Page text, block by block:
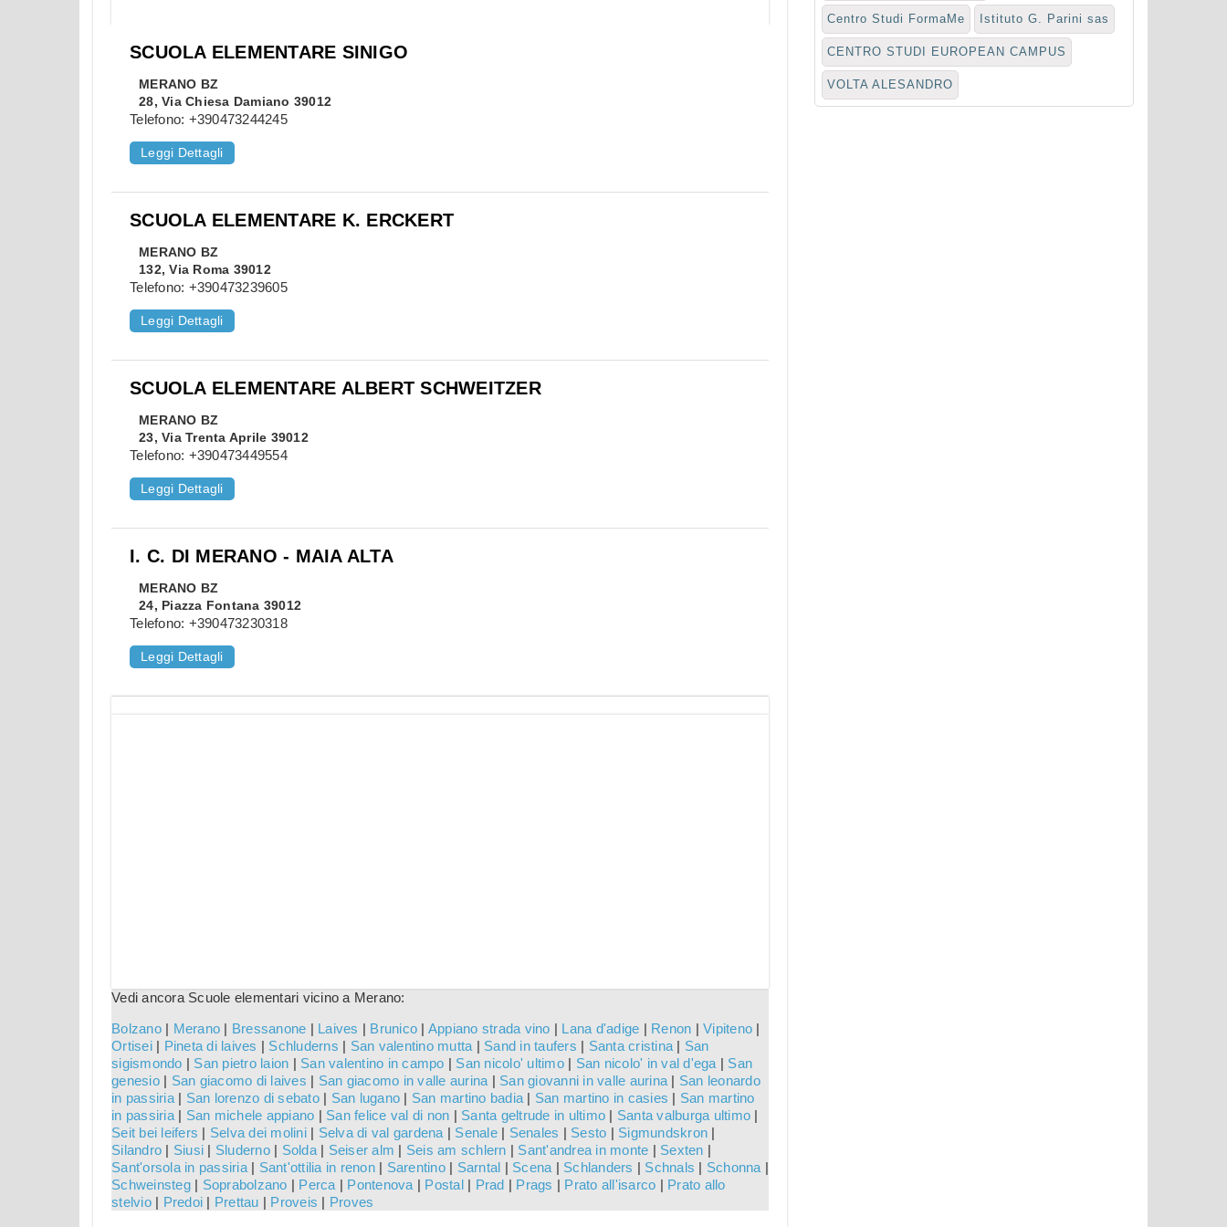
SCUOLA ELEMENTARE SINIGO
MERANO BZ
28, Via Chiesa Damiano 39012
Telefono: +390473244245
Leggi Dettagli
SCUOLA ELEMENTARE K. ERCKERT
MERANO BZ
132, Via Roma 39012
Telefono: +390473239605
Leggi Dettagli
SCUOLA ELEMENTARE ALBERT SCHWEITZER
MERANO BZ
23, Via Trenta Aprile 39012
Telefono: +390473449554
Leggi Dettagli
I. C. DI MERANO - MAIA ALTA
MERANO BZ
24, Piazza Fontana 39012
Telefono: +390473230318
Leggi Dettagli
Vedi ancora Scuole elementari vicino a Merano:
Bolzano| Merano | Bressanone | Laives | Brunico | Appiano strada vino | Lana d'adige | Renon | Vipiteno |
Ortisei| Pineta di laives | Schluderns | San valentino mutta | Sand in taufers | Santa cristina | San
sigismondo | San pietro laion | San valentino in campo | San nicolo' ultimo| San nicolo' in val d'ega | San
genesio| San giacomo di laives | San giacomo in valle aurina | San giovanni in valle aurina | San leonardo
in passiria| San lorenzo di sebato| San lugano | San martino badia | San martino in casies | San martino
in passiria| San michele appiano | San felice val di non | Santa geltrude in ultimo | Santa valburga ultimo |
Seit bei leifers | Selva dei molini| Selva di val gardena | Senale| Senales | Sesto | Sigmundskron |
Silandro | Siusi | Sluderno| Solda| Seiser alm | Seis am schlern | Sant'andrea in monte | Sexten |
Sant'orsola in passiria| Sant'ottilia in renon| Sarentino| Sarntal | Scena | Schlanders | Schnals | Schonna |
Schweinsteg| Soprabolzano | Perca | Pontenova | Postal| Prad | Prags | Prato all'isarco | Prato allo
stelvio| Predoi | Prettau | Proveis | Proves
Centro Studi FormaMe Istituto G. Parini sas
CENTRO STUDI EUROPEAN CAMPUS
VOLTA ALESANDRO